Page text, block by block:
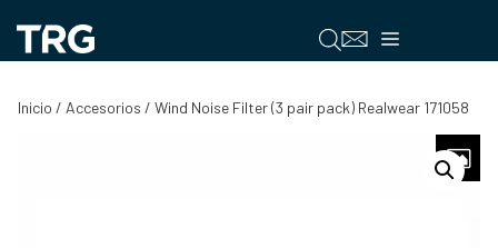
contenido
Menú
Inicio / Accesorios / Wind Noise Filter (3 pair pack) Realwear 171058